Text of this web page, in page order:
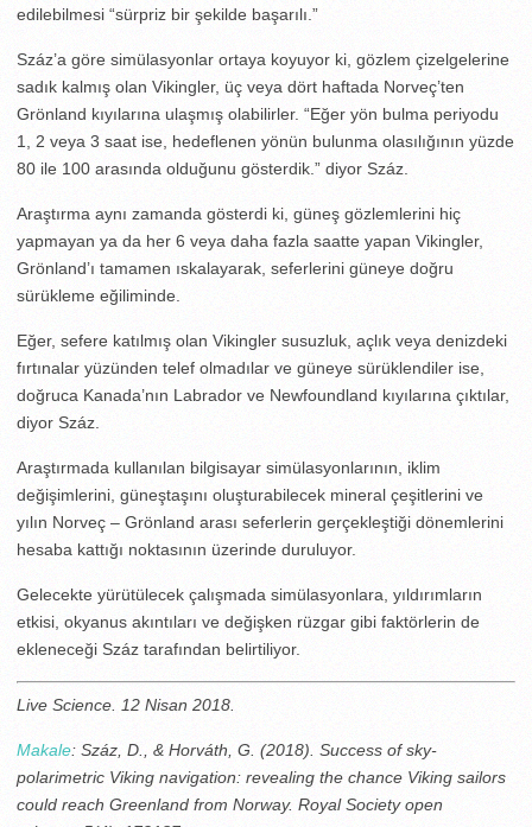
edilebilmesi “sürpriz bir şekilde başarılı.”
Száz’a göre simülasyonlar ortaya koyuyor ki, gözlem çizelgelerine
sadık kalmış olan Vikingler, üç veya dört haftada Norveç’ten
Grönland kıyılarına ulaşmış olabilirler. “Eğer yön bulma periyodu
1, 2 veya 3 saat ise, hedeflenen yönün bulunma olasılığının yüzde
80 ile 100 arasında olduğunu gösterdik.” diyor Száz.
Araştırma aynı zamanda gösterdi ki, güneş gözlemlerini hiç
yapmayan ya da her 6 veya daha fazla saatte yapan Vikingler,
Grönland’ı tamamen ıskalayarak, seferlerini güneye doğru
sürükleme eğiliminde.
Eğer, sefere katılmış olan Vikingler susuzluk, açlık veya denizdeki
fırtınalar yüzünden telef olmadılar ve güneye sürüklendiler ise,
doğruca Kanada’nın Labrador ve Newfoundland kıyılarına çıktılar,
diyor Száz.
Araştırmada kullanılan bilgisayar simülasyonlarının, iklim
değişimlerini, güneştaşını oluşturabilecek mineral çeşitlerini ve
yılın Norveç – Grönland arası seferlerin gerçekleştiği dönemlerini
hesaba kattığı noktasının üzerinde duruluyor.
Gelecekte yürütülecek çalışmada simülasyonlara, yıldırımların
etkisi, okyanus akıntıları ve değişken rüzgar gibi faktörlerin de
ekleneceği Száz tarafından belirtiliyor.
Live Science. 12 Nisan 2018.
Makale: Száz, D., & Horváth, G. (2018). Success of sky-
polarimetric Viking navigation: revealing the chance Viking sailors
could reach Greenland from Norway. Royal Society open